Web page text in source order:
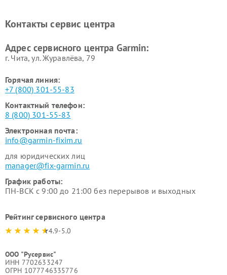
Контакты сервис центра
Адрес сервисного центра Garmin:
г. Чита, ул. Журавлёва, 79
Горячая линия:
+7 (800) 301-55-83
Контактный телефон:
8 (800) 301-55-83
Электронная почта:
info@garmin-fixim.ru
для юридических лиц
manager@fix-garmin.ru
График работы:
ПН-ВСК с 9:00 до 21:00 без перерывов и выходных
Рейтинг сервисного центра
4.9-5.0
ООО "Русервис"
ИНН 7702633247
ОГРН 1077746335776